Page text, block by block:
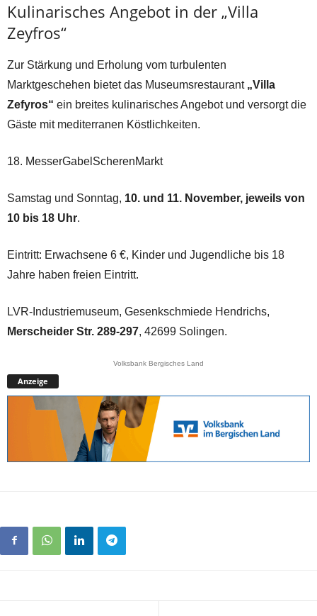
Kulinarisches Angebot in der „Villa
Zeyfros“
Zur Stärkung und Erholung vom turbulenten
Marktgeschehen bietet das Museumsrestaurant „Villa
Zefyros“ ein breites kulinarisches Angebot und versorgt die
Gäste mit mediterranen Köstlichkeiten.
18. MesserGabelScherenMarkt
Samstag und Sonntag, 10. und 11. November, jeweils von
10 bis 18 Uhr.
Eintritt: Erwachsene 6 €, Kinder und Jugendliche bis 18
Jahre haben freien Eintritt.
LVR-Industriemuseum, Gesenkschmiede Hendrichs,
Merscheider Str. 289-297, 42699 Solingen.
Volksbank Bergisches Land
Anzeige